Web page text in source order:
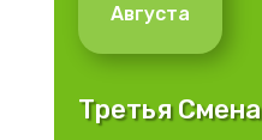
Августа
Третья Смена